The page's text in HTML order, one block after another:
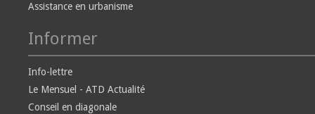
Assistance en urbanisme
Informer
Info-lettre
Le Mensuel - ATD Actualité
Conseil en diagonale